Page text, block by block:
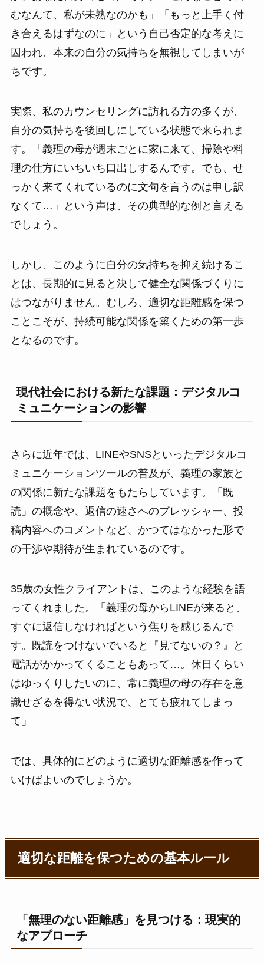
むなんて、私が未熟なのかも」「もっと上手く付
き合えるはずなのに」という自己否定的な考えに
囚われ、本来の自分の気持ちを無視してしまいが
ちです。
実際、私のカウンセリングに訪れる方の多くが、
自分の気持ちを後回しにしている状態で来られま
す。「義理の母が週末ごとに家に来て、掃除や料
理の仕方にいちいち口出しするんです。でも、せ
っかく来てくれているのに文句を言うのは申し訳
なくて…」という声は、その典型的な例と言える
でしょう。
しかし、このように自分の気持ちを抑え続けるこ
とは、長期的に見ると決して健全な関係づくりに
はつながりません。むしろ、適切な距離感を保つ
ことこそが、持続可能な関係を築くための第一歩
となるのです。
現代社会における新たな課題：デジタルコ
ミュニケーションの影響
さらに近年では、LINEやSNSといったデジタルコ
ミュニケーションツールの普及が、義理の家族と
の関係に新たな課題をもたらしています。「既
読」の概念や、返信の速さへのプレッシャー、投
稿内容へのコメントなど、かつてはなかった形で
の干渉や期待が生まれているのです。
35歳の女性クライアントは、このような経験を語
ってくれました。「義理の母からLINEが来ると、
すぐに返信しなければという焦りを感じるんで
す。既読をつけないでいると『見てないの？』と
電話がかかってくることもあって…。休日くらい
はゆっくりしたいのに、常に義理の母の存在を意
識せざるを得ない状況で、とても疲れてしまっ
て」
では、具体的にどのように適切な距離感を作って
いけばよいのでしょうか。
適切な距離を保つための基本ルール
「無理のない距離感」を見つける：現実的
なアプローチ